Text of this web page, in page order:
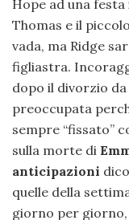
Hope ad una
Thomas e il
vada, ma Ridge
figliastra.
dopo il divorzio
preoccupata
sempre “fissato”
sulla morte di
anticipazioni
quelle della
giorno per giorno,